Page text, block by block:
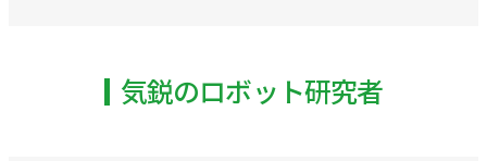
気鋭のロボット研究者